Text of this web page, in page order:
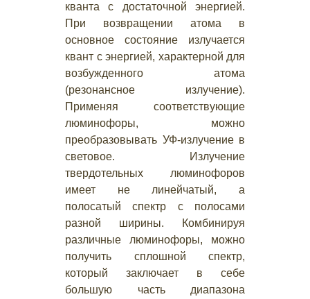
кванта с достаточной энергией.
При возвращении атома в
основное состояние излучается
квант с энергией, характерной для
возбужденного атома
(резонансное излучение).
Применяя соответствующие
люминофоры, можно
преобразовывать УФ-излучение в
световое. Излучение
твердотельных люминофоров
имеет не линейчатый, а
полосатый спектр с полосами
разной ширины. Комбинируя
различные люминофоры, можно
получить сплошной спектр,
который заключает в себе
большую часть диапазона